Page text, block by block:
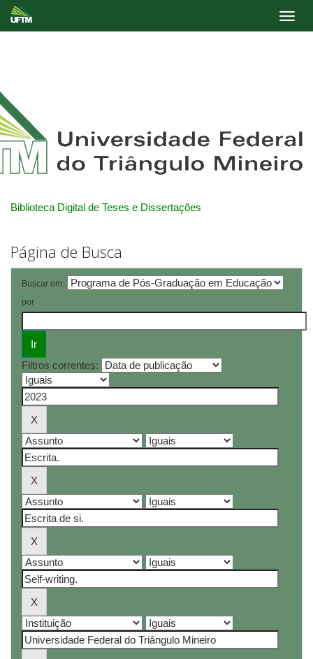
Biblioteca Digital de Teses e Dissertações
Página de Busca
Buscar em:
por
Filtros correntes: